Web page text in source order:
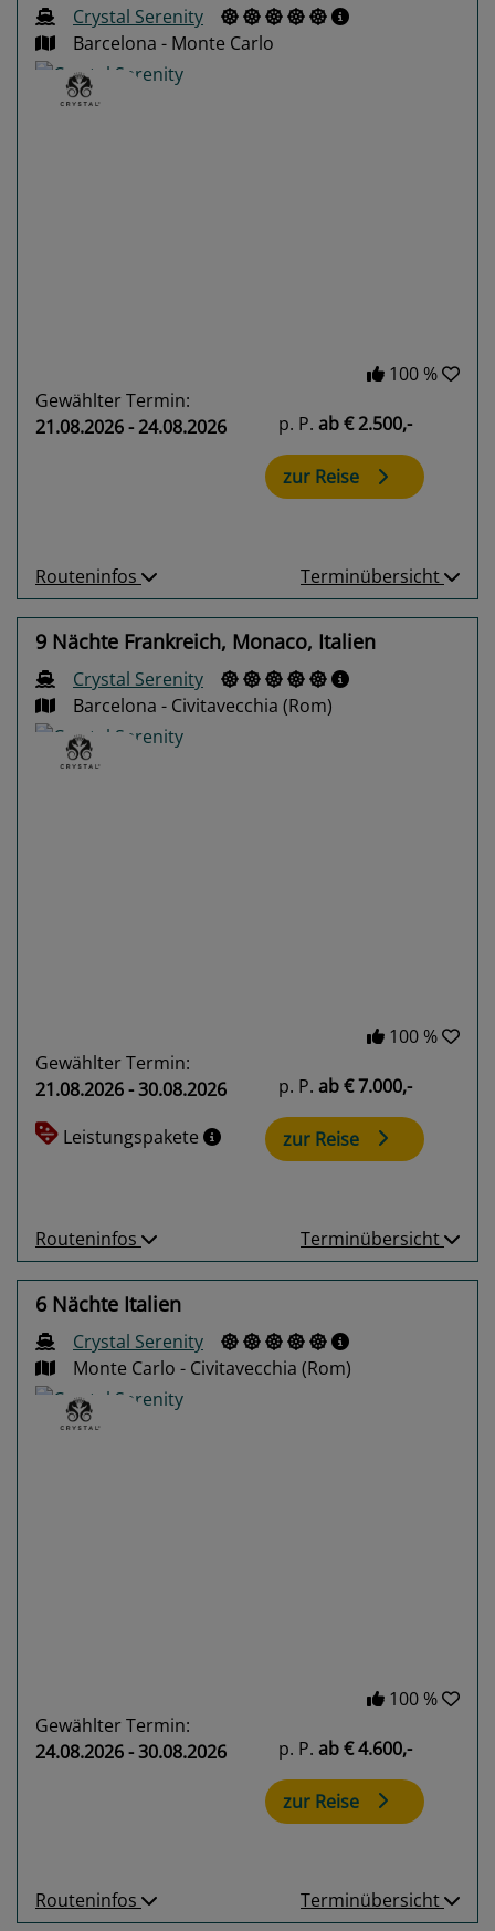
Crystal Serenity
Barcelona - Monte Carlo
100 %
Gewählter Termin:
21.08.2026 - 24.08.2026
p. P. ab€ 2.500,-
zur Reise
Routeninfos Terminübersicht
9 Nächte Frankreich, Monaco, Italien
Crystal Serenity
Barcelona - Civitavecchia (Rom)
100 %
Gewählter Termin:
21.08.2026 - 30.08.2026
Leistungspakete
p. P. ab€ 7.000,-
zur Reise
Routeninfos Terminübersicht
6 Nächte Italien
Crystal Serenity
Monte Carlo - Civitavecchia (Rom)
100 %
Gewählter Termin:
24.08.2026 - 30.08.2026
p. P. ab€ 4.600,-
zur Reise
Routeninfos Terminübersicht